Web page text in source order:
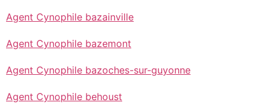
Agent Cynophile bazainville
Agent Cynophile bazemont
Agent Cynophile bazoches-sur-guyonne
Agent Cynophile behoust